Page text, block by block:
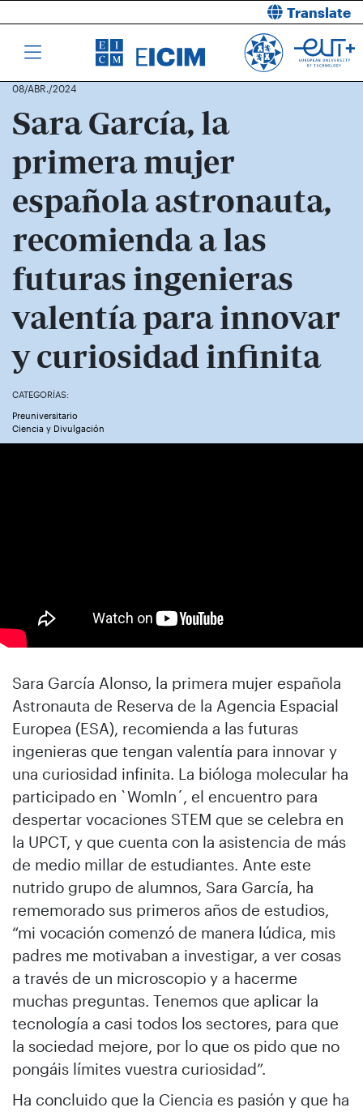
Translate
08/ABR./2024
Sara García, la
primera mujer
española astronauta,
recomienda a las
futuras ingenieras
valentía para innovar
y curiosidad infinita
CATEGORÍAS:
Preuniversitario
Ciencia y Divulgación
Sara García Alonso, la primera mujer española
Astronauta de Reserva de la Agencia Espacial
Europea (ESA), recomienda a las futuras
ingenieras que tengan valentía para innovar y
una curiosidad infinita. La bióloga molecular ha
participado en `WomIn´, el encuentro para
despertar vocaciones STEM que se celebra en
la UPCT, y que cuenta con la asistencia de más
de medio millar de estudiantes. Ante este
nutrido grupo de alumnos, Sara García, ha
rememorado sus primeros años de estudios,
“mi vocación comenzó de manera lúdica, mis
padres me motivaban a investigar, a ver cosas
a través de un microscopio y a hacerme
muchas preguntas. Tenemos que aplicar la
tecnología a casi todos los sectores, para que
la sociedad mejore, por lo que os pido que no
pongáis límites vuestra curiosidad”.
Ha concluido que la Ciencia es pasión y que ha